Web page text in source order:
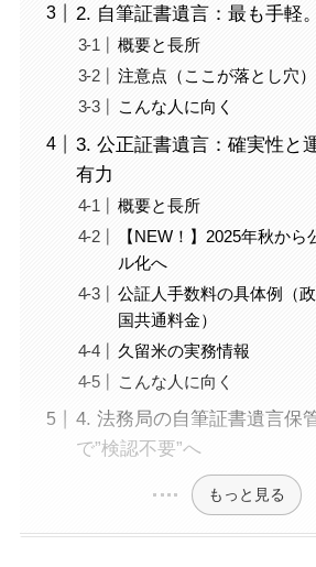
2. 自筆証書遺言：最も手軽
概要と長所
注意点（ここが落とし穴）
こんな人に向く
3. 公正証書遺言：確実性と
有力
概要と長所
【NEW！】2025年秋か
ル化へ
公証人手数料の具体例（
国共通料金）
久留米の実務情報
こんな人に向く
4. 法務局の自筆証書遺言保
で”検認不要”へ
もっと見る